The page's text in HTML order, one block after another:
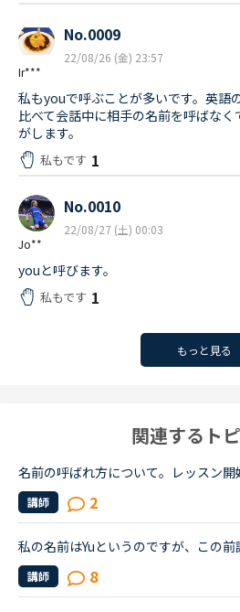
Ir***
No.0009
22/08/26 (金) 23:57
私もyouで呼ぶことが多いです。英語
比べて会話中に相手の名前を呼ばな
がします。
私もです 1
Jo**
No.0010
22/08/27 (土) 00:03
youと呼びます。
私もです 1
もっと見る
関連するト
講師 2
講師 8